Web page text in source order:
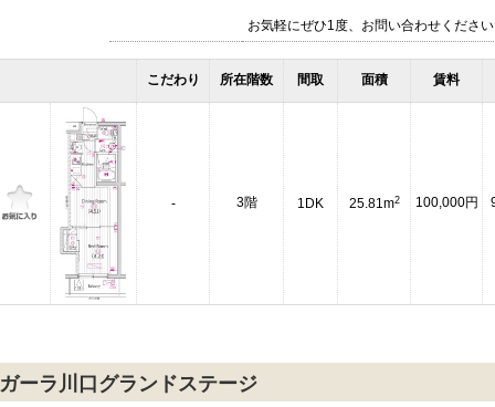
お気軽にぜひ1度、お問い合わせください
こだわり 所在階数 間取 面積 賃料
- 3階 1DK 25.81m2 100,000円
ガーラ川口グランドステージ